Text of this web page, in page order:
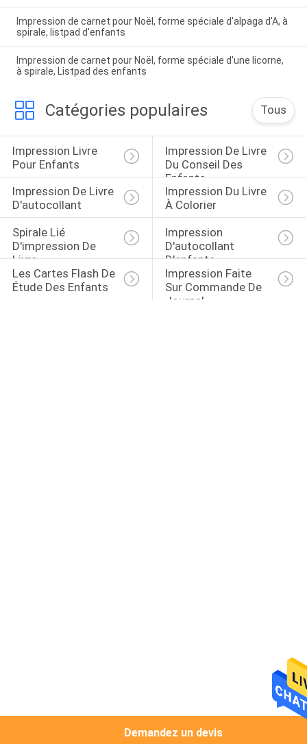
Impression de carnet pour Noël, forme spéciale d'alpaga d'A, à
spirale, listpad d'enfants
Impression de carnet pour Noël, forme spéciale d'une licorne,
à spirale, Listpad des enfants
Catégories populaires Tous
Impression Livre
Pour Enfants
Impression De Livre
Du Conseil Des
Enfants
Impression De Livre
D'autocollant
Impression Du Livre
À Colorier
Spirale Lié
D'impression De
Livre
Impression
D'autocollant
D'enfants
Les Cartes Flash De
Étude Des Enfants
Impression Faite
Sur Commande De
Journal
Demandez un devis